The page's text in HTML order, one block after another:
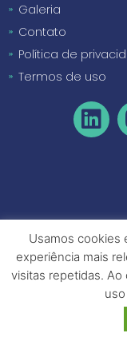
Galeria
Contato
Política de
Termos de uso
Usamos cookies
experiência mais
visitas repetidas. Ao